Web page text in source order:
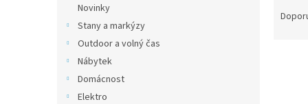
Novinky
Stany a markýzy
Outdoor a volný čas
Nábytek
Domácnost
Elektro